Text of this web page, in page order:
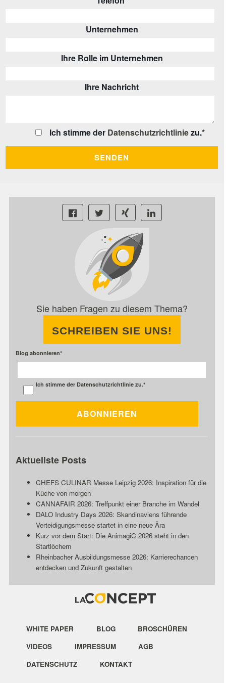
Unternehmen
Ihre Rolle im Unternehmen
Ihre Nachricht
Ich stimme der Datenschutzrichtliniezu.*
Sie haben Fragen zu diesem Thema?
SCHREIBEN SIE UNS!
Blog abonnieren*
Ich stimme der Datenschutzrichtlinie zu.*
Aktuellste Posts
CHEFS CULINAR Messe Leipzig 2026: Inspiration für die
Küche von morgen
CANNAFAIR 2026: Treffpunkt einer Branche im Wandel
DALO Industry Days 2026: Skandinaviens führende
Verteidigungsmesse startet in eine neue Ära
Kurz vor dem Start: Die AnimagiC 2026 steht in den
Startlöchern
Rheinbacher Ausbildungsmesse 2026: Karrierechancen
entdecken und Zukunft gestalten
WHITE PAPER BLOG
BROSCHÜREN
VIDEOS
IMPRESSUM
AGB
DATENSCHUTZ
KONTAKT